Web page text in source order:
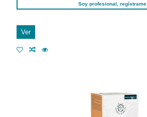
Soy profesional, regístrame
Ver